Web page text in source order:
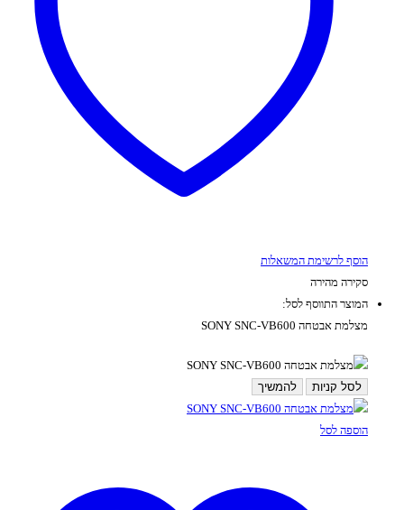
הוסף לרשימת המשאלות
סקירה מהירה
המוצר התווסף לסל:
מצלמת אבטחה SONY SNC-VB600
לסל קניות להמשיך
הוספה לסל